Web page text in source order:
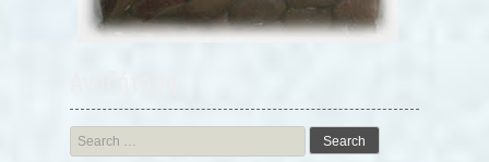
Search
for: